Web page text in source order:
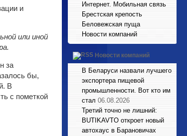
и
или иной
за
бы,
В
с пометкой
Интернет. Мобильная связь
Брестская крепость
Беловежская пуща
Новости компаний
Новости компаний
В Беларуси назвали лучшего
экспортера пищевой
промышленности. Вот кто им
стал 06.08.2026
Третий точно не лишний:
BUTIKAVTO откроет новый
автохаус в Барановичах